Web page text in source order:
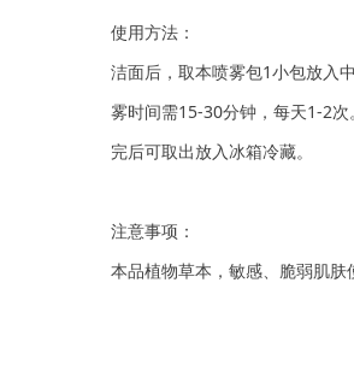
使用方法：
洁面后，取本喷雾包1小包放入
雾时间需15-30分钟，每天1-2
完后可取出放入冰箱冷藏。
注意事项：
本品植物草本，敏感、脆弱肌肤